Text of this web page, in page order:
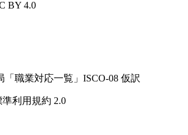
BY 4.0
「職業対応一覧」ISCO-08 仮訳
利用規約 2.0